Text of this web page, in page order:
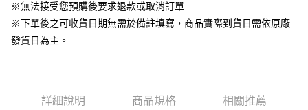
AFTEE先享後付
便利好安心！
※無法接受您預購後要求退款或取消訂單
※下單後之可收貨日期無需於備註填寫，商品實際到貨日需依原廠
發貨日為主。
詳細說明 商品規格 相關推薦